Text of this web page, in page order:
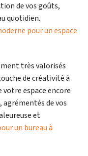
de vos goûts,
quotidien.
pour un espace
très valorisés
de créativité à
votre espace encore
de vos
et
un bureau à